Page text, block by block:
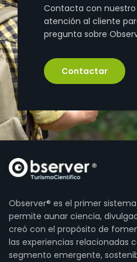
Contacta con
atención al cliente
pregunta sobre
Contactar
Observer® es el primer
permite aunar ciencia,
creó con el propósito de
las experiencias relacionadas
segmento emergente,